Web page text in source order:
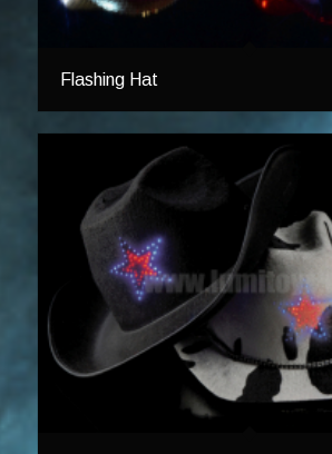
Flashing Hat